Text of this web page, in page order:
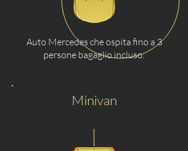
Auto Mercedes che ospita fino a 3
persone bagaglio incluso.
Minivan